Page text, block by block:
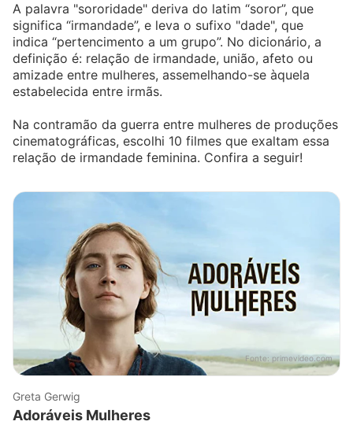
A palavra "sororidade" deriva do latim “soror”, que
significa “irmandade”, e leva o sufixo "dade", que
indica “pertencimento a um grupo”. No dicionário, a
definição é: relação de irmandade, união, afeto ou
amizade entre mulheres, assemelhando-se àquela
estabelecida entre irmãs.
Na contramão da guerra entre mulheres de produções
cinematográficas, escolhi 10 filmes que exaltam essa
relação de irmandade feminina. Confira a seguir!
Fonte: primevideo.com
Greta Gerwig
Adoráveis Mulheres